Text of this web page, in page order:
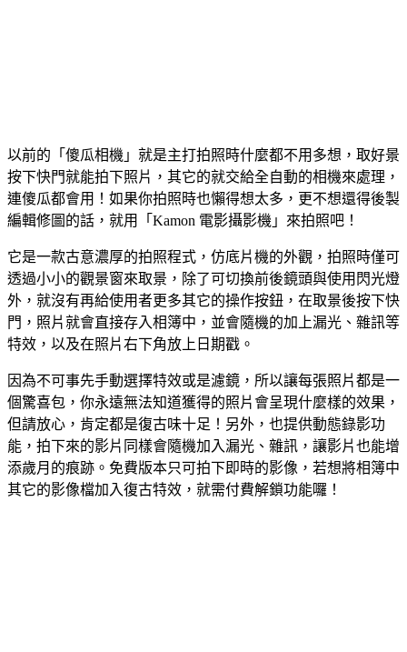
以前的「傻瓜相機」就是主打拍照時什麼都不用多想，取好景
按下快門就能拍下照片，其它的就交給全自動的相機來處理，
連傻瓜都會用！如果你拍照時也懶得想太多，更不想還得後製
編輯修圖的話，就用「Kamon 電影攝影機」來拍照吧！
它是一款古意濃厚的拍照程式，仿底片機的外觀，拍照時僅可
透過小小的觀景窗來取景，除了可切換前後鏡頭與使用閃光燈
外，就沒有再給使用者更多其它的操作按鈕，在取景後按下快
門，照片就會直接存入相簿中，並會隨機的加上漏光、雜訊等
特效，以及在照片右下角放上日期戳。
因為不可事先手動選擇特效或是濾鏡，所以讓每張照片都是一
個驚喜包，你永遠無法知道獲得的照片會呈現什麼樣的效果，
但請放心，肯定都是復古味十足！另外，也提供動態錄影功
能，拍下來的影片同樣會隨機加入漏光、雜訊，讓影片也能增
添歲月的痕跡。免費版本只可拍下即時的影像，若想將相簿中
其它的影像檔加入復古特效，就需付費解鎖功能囉！